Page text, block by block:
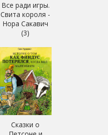
Все ради игры.
Свита короля -
Нора Сакавич
(3)
Сказки о